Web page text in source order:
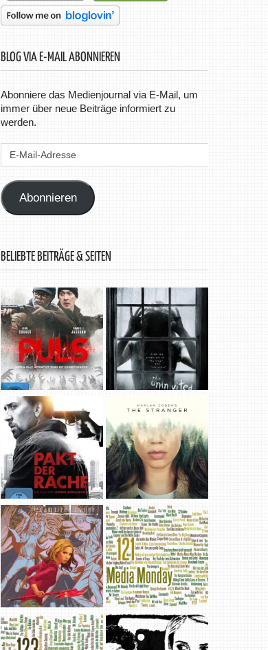
BLOG VIA E-MAIL ABONNIEREN
Abonniere das Medienjournal via E-Mail, um
immer über neue Beiträge informiert zu
werden.
E-
Abonnieren
BELIEBTE BEITRÄGE & SEITEN